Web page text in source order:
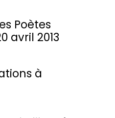
Poètes
avril 2013
à